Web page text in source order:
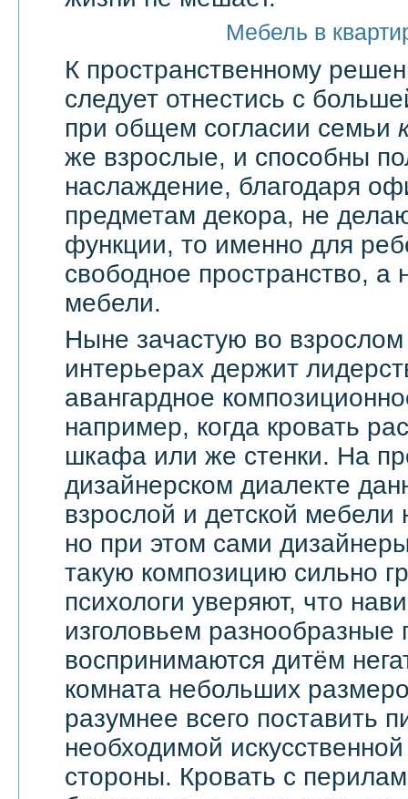
Мебель в
К пространственному
следует отнестись с
при общем согласии семьи
же взрослые, и способны
наслаждение, благодаря
предметам декора, не
функции, то именно для
свободное пространство, а
мебели.
Ныне зачастую во
интерьерах держит
авангардное
например, когда кровать
шкафа или же стенки. На
дизайнерском диалекте
взрослой и детской
но при этом сами
такую композицию сильно
психологи уверяют, что
изголовьем разнообразные
воспринимаются дитём
комната небольших
разумнее всего поставить
необходимой
стороны. Кровать с